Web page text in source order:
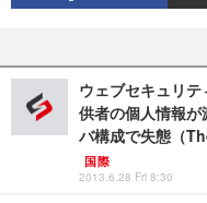
ウェブセキュリ
供者の個人情報
バ構成で失態（
国際
2013.6.28 Fri 8:30